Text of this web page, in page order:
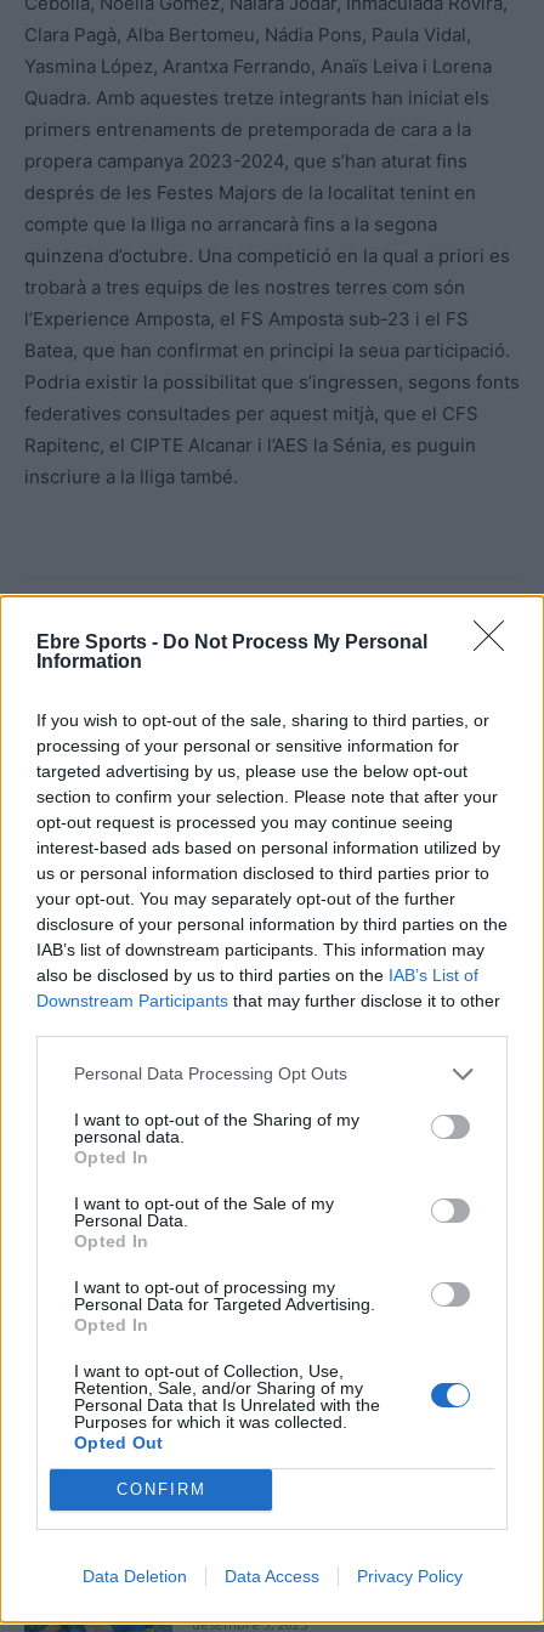
Ebre Sports - Do Not Process My Personal
Information
If you wish to opt-out of the sale, sharing to third parties, or
processing of your personal or sensitive information for
targeted advertising by us, please use the below opt-out
section to confirm your selection. Please note that after your
opt-out request is processed you may continue seeing
interest-based ads based on personal information utilized by
us or personal information disclosed to third parties prior to
your opt-out. You may separately opt-out of the further
disclosure of your personal information by third parties on the
IAB’s list of downstream participants. This information may
also be disclosed by us to third parties on the IAB’s List of
Downstream Participants that may further disclose it to other
Personal Data Processing Opt Outs
I want to opt-out of the Sharing of my
personal data.
Opted In
I want to opt-out of the Sale of my
Personal Data.
Opted In
I want to opt-out of processing my
Personal Data for Targeted Advertising.
Opted In
I want to opt-out of Collection, Use,
Retention, Sale, and/or Sharing of my
Personal Data that Is Unrelated with the
Purposes for which it was collected.
Opted Out
CONFIRM
Data Deletion Data Access Privacy Policy
Clara Pagà, Alba Bertomeu, Nádia Pons, Paula Vidal,
Yasmina López, Arantxa Ferrando, Anaïs Leiva i Lorena
Quadra. Amb aquestes tretze integrants han iniciat els
primers entrenaments de pretemporada de cara a la
propera campanya 2023-2024, que s’han aturat fins
després de les Festes Majors de la localitat tenint en
compte que la lliga no arrancarà fins a la segona
quinzena d’octubre. Una competició en la qual a priori es
trobarà a tres equips de les nostres terres com són
l’Experience Amposta, el FS Amposta sub-23 i el FS
Batea, que han confirmat en principi la seua participació.
Podria existir la possibilitat que s’ingressen, segons fonts
federatives consultades per aquest mitjà, que el CFS
Rapitenc, el CIPTE Alcanar i l’AES la Sénia, es puguin
inscriure a la lliga també.
Article anterior
El tècnic tortosí Carlos Alós
dirigirà la selecció absoluta
de futbol de Bielorússia
Article següent
L’ulldeconenc Oriol Romeu ja
pensa en l’estrena de lliga
després de remuntar al
Gamper
Setmanari l'Ebre
ARTICLES RELACIONATS
Futbol sala
Dur rival per al Futbol Sala Amposta en la
desembre 7, 2025
El Servigroup Peníscola del tivissà Carles
desembre 3, 2025